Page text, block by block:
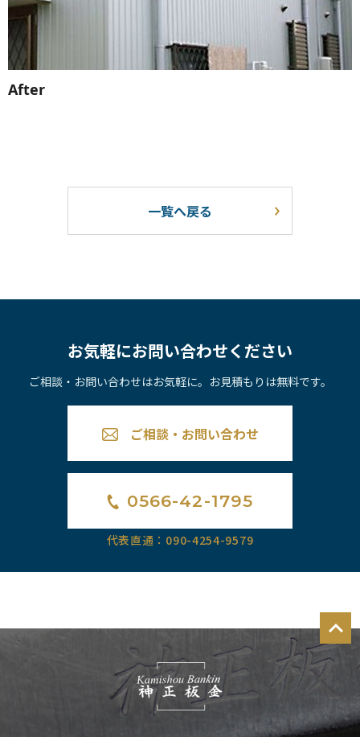
After
一覧へ戻る
お気軽にお問い合わせください
ご相談・お問い合わせはお気軽に。お見積もりは無料です。
ご相談・お問い合わせ
0566-42-1795
代表直通：090-4254-9579